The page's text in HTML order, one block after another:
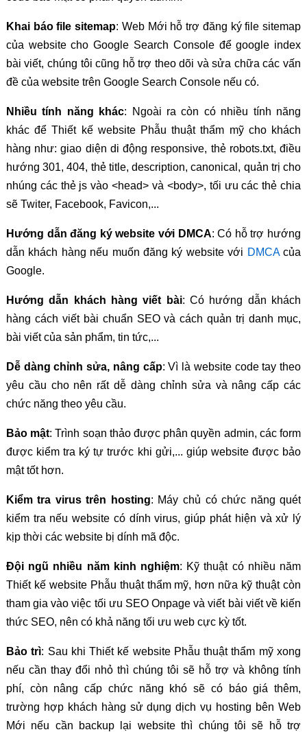
Khai báo file sitemap: Web Mới hỗ trợ đăng ký file sitemap
của website cho Google Search Console để google index
bài viết, chúng tôi cũng hỗ trợ theo dõi và sửa chữa các vấn
đề của website trên Google Search Console nếu có.
Nhiều tính năng khác: Ngoài ra còn có nhiều tính năng
khác để Thiết kế website Phẫu thuật thẩm mỹ cho khách
hàng như: giao diện di động responsive, thẻ robots.txt, điều
hướng 301, 404, thẻ title, description, canonical, quản trị cho
nhúng các thẻ js vào <head> và <body>, tối ưu các thẻ chia
sẽ Twiter, Facebook, Favicon,...
Hướng dẫn đăng ký website với DMCA: Có hỗ trợ hướng
dẫn khách hàng nếu muốn đăng ký website với DMCAcủa
Google.
Hướng dẫn khách hàng viết bài: Có hướng dẫn khách
hàng cách viết bài chuẩn SEO và cách quản trị danh mục,
bài viết của sản phẩm, tin tức,...
Dễ dàng chỉnh sửa, nâng cấp: Vì là website code tay theo
yêu cầu cho nên rất dễ dàng chỉnh sửa và nâng cấp các
chức năng theo yêu cầu.
Bảo mật: Trình soạn thảo được phân quyền admin, các form
được kiểm tra ký tự trước khi gửi,... giúp website được bảo
mật tốt hơn.
Kiểm tra virus trên hosting: Máy chủ có chức năng quét
kiểm tra nếu website có dính virus, giúp phát hiện và xử lý
kịp thời các website bị dính mã độc.
Đội ngũ nhiều năm kinh nghiệm: Kỹ thuật có nhiều năm
Thiết kế website Phẫu thuật thẩm mỹ, hơn nữa kỹ thuật còn
tham gia vào việc tối ưu SEO Onpage và viết bài viết về kiến
thức SEO, nên có khả năng tối ưu web cực kỳ tốt.
Bảo trì: Sau khi Thiết kế website Phẫu thuật thẩm mỹ xong
nếu cần thay đổi nhỏ thì chúng tôi sẽ hỗ trợ và không tính
phí, còn nâng cấp chức năng khó sẽ có báo giá thêm,
trường hợp khách hàng sử dụng dịch vụ hosting bên Web
Mới nếu cần backup lại website thì chúng tôi sẽ hỗ trợ